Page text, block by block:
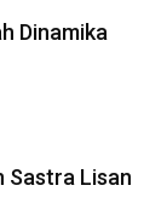
Dinamika
Sastra Lisan